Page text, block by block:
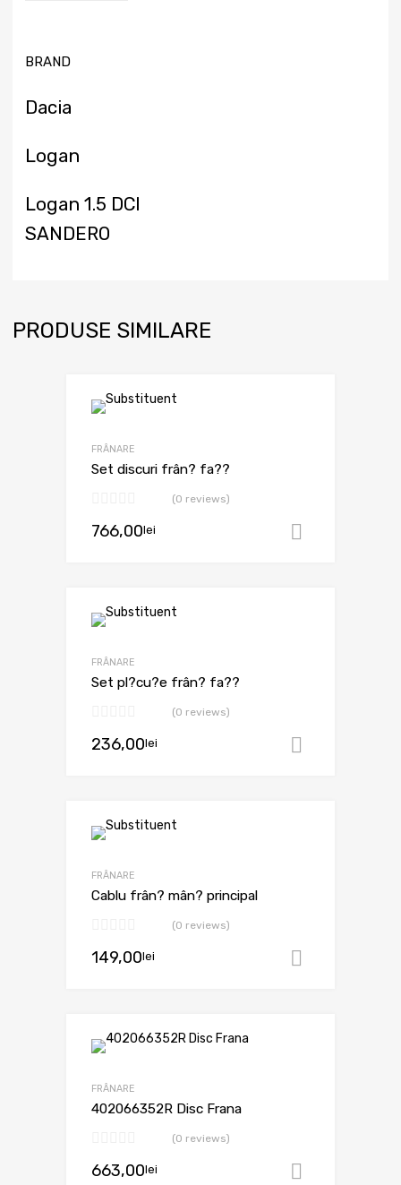
BRAND
Dacia
Logan
Logan 1.5 DCI
SANDERO
PRODUSE SIMILARE
FRÂNARE
Set discuri frân? fa??
(0 reviews)
766,00lei
FRÂNARE
Set pl?cu?e frân? fa??
(0 reviews)
236,00lei
FRÂNARE
Cablu frân? mân? principal
(0 reviews)
149,00lei
FRÂNARE
402066352R Disc Frana
(0 reviews)
663,00lei